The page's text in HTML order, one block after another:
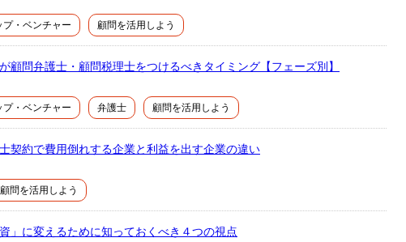
プ・ベンチャー 顧問を活用しよう
顧問弁護士・顧問税理士をつけるべきタイミング【フェーズ別】
プ・ベンチャー 弁護士 顧問を活用しよう
契約で費用倒れする企業と利益を出す企業の違い
顧問を活用しよう
」に変えるために知っておくべき４つの視点